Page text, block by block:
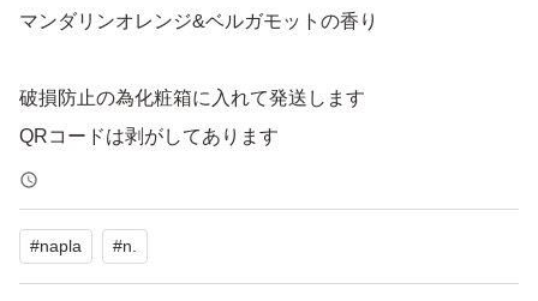
マンダリンオレンジ&ベルガモットの香り
破損防止の為化粧箱に入れて発送します
QRコードは剥がしてあります
漏れ等の検品後、エアパッキン又は紙包装で送ります
発送までの期間を確認してから購入して下さい
#napla #n.